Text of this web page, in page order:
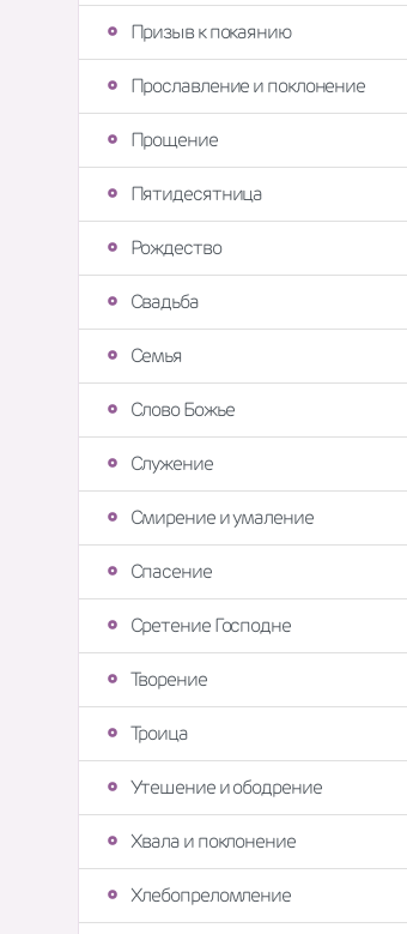
Призыв к покаянию
Прославление и поклонение
Прощение
Пятидесятница
Рождество
Свадьба
Семья
Слово Божье
Служение
Смирение и умаление
Спасение
Сретение Господне
Творение
Троица
Утешение и ободрение
Хвала и поклонение
Хлебопреломление